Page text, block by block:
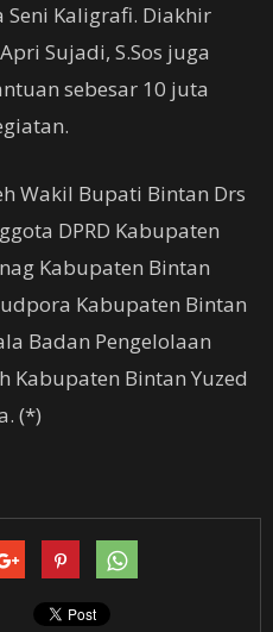
Kaligrafi. Diakhir
Sujadi, S.Sos juga
sebesar 10 juta
Wakil Bupati Bintan Drs
DPRD Kabupaten
Kabupaten Bintan
Kabupaten Bintan
Badan Pengelolaan
Kabupaten Bintan Yuzed
(*)